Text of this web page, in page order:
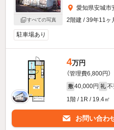
すべての写真
愛知県安城市
2階建 / 39年11ヶ
駐車場あり
4万円
（管理費6,800円）
敷 40,000円 礼 不
1階 / 1R / 19.4㎡
お問い合わ